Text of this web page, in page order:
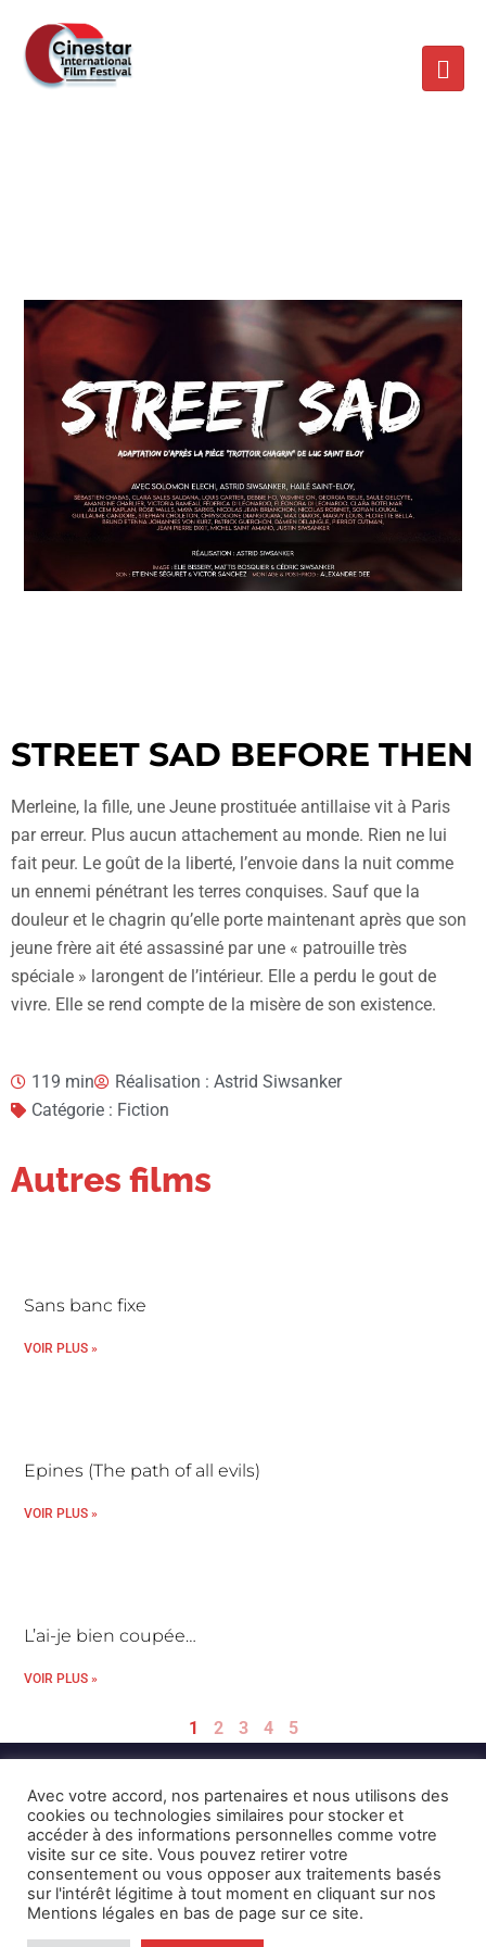
STREET SAD BEFORE THEN
Merleine, la fille, une Jeune prostituée antillaise vit à Paris
par erreur. Plus aucun attachement au monde. Rien ne lui
fait peur. Le goût de la liberté, l’envoie dans la nuit comme
un ennemi pénétrant les terres conquises. Sauf que la
douleur et le chagrin qu’elle porte maintenant après que son
jeune frère ait été assassiné par une « patrouille très
spéciale » larongent de l’intérieur. Elle a perdu le gout de
vivre. Elle se rend compte de la misère de son existence.
119 min
Réalisation : Astrid Siwsanker
Catégorie : Fiction
Autres films
Sans banc fixe
VOIR PLUS »
Epines (The path of all evils)
VOIR PLUS »
L’ai-je bien coupée…
VOIR PLUS »
1 2 3 4 5
Mentions Légales et CGU Crédits
© 2026 © Karulynk
Avec votre accord, nos partenaires et nous utilisons des
cookies ou technologies similaires pour stocker et
accéder à des informations personnelles comme votre
visite sur ce site. Vous pouvez retirer votre
consentement ou vous opposer aux traitements basés
sur l'intérêt légitime à tout moment en cliquant sur nos
Mentions légales en bas de page sur ce site.